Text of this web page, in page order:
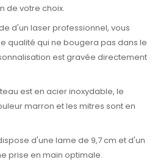
de votre choix.
d'un laser professionnel, vous
qualité qui ne bougera pas dans le
est gravée directement
est en acier inoxydable, le
marron et les mitres sont en
d'une lame de 9,7 cm et d'un
prise en main optimale.